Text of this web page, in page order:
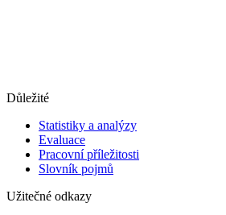
Důležité
Statistiky a analýzy
Evaluace
Pracovní příležitosti
Slovník pojmů
Užitečné odkazy